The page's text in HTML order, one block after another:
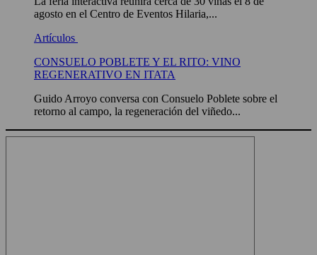
agosto en el Centro de Eventos Hilaria,...
Artículos
CONSUELO POBLETE Y EL RITO: VINO
REGENERATIVO EN ITATA
Guido Arroyo conversa con Consuelo Poblete sobre el
retorno al campo, la regeneración del viñedo...